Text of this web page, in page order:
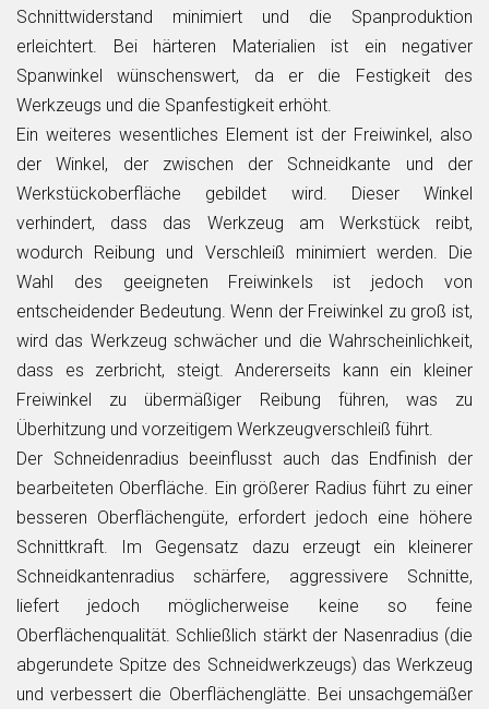
Schnittwiderstand minimiert und die Spanproduktion
erleichtert. Bei härteren Materialien ist ein negativer
Spanwinkel wünschenswert, da er die Festigkeit des
Werkzeugs und die Spanfestigkeit erhöht.
Ein weiteres wesentliches Element ist der Freiwinkel, also
der Winkel, der zwischen der Schneidkante und der
Werkstückoberfläche gebildet wird. Dieser Winkel
verhindert, dass das Werkzeug am Werkstück reibt,
wodurch Reibung und Verschleiß minimiert werden. Die
Wahl des geeigneten Freiwinkels ist jedoch von
entscheidender Bedeutung. Wenn der Freiwinkel zu groß ist,
wird das Werkzeug schwächer und die Wahrscheinlichkeit,
dass es zerbricht, steigt. Andererseits kann ein kleiner
Freiwinkel zu übermäßiger Reibung führen, was zu
Überhitzung und vorzeitigem Werkzeugverschleiß führt.
Der Schneidenradius beeinflusst auch das Endfinish der
bearbeiteten Oberfläche. Ein größerer Radius führt zu einer
besseren Oberflächengüte, erfordert jedoch eine höhere
Schnittkraft. Im Gegensatz dazu erzeugt ein kleinerer
Schneidkantenradius schärfere, aggressivere Schnitte,
liefert jedoch möglicherweise keine so feine
Oberflächenqualität. Schließlich stärkt der Nasenradius (die
abgerundete Spitze des Schneidwerkzeugs) das Werkzeug
und verbessert die Oberflächenglätte. Bei unsachgemäßer